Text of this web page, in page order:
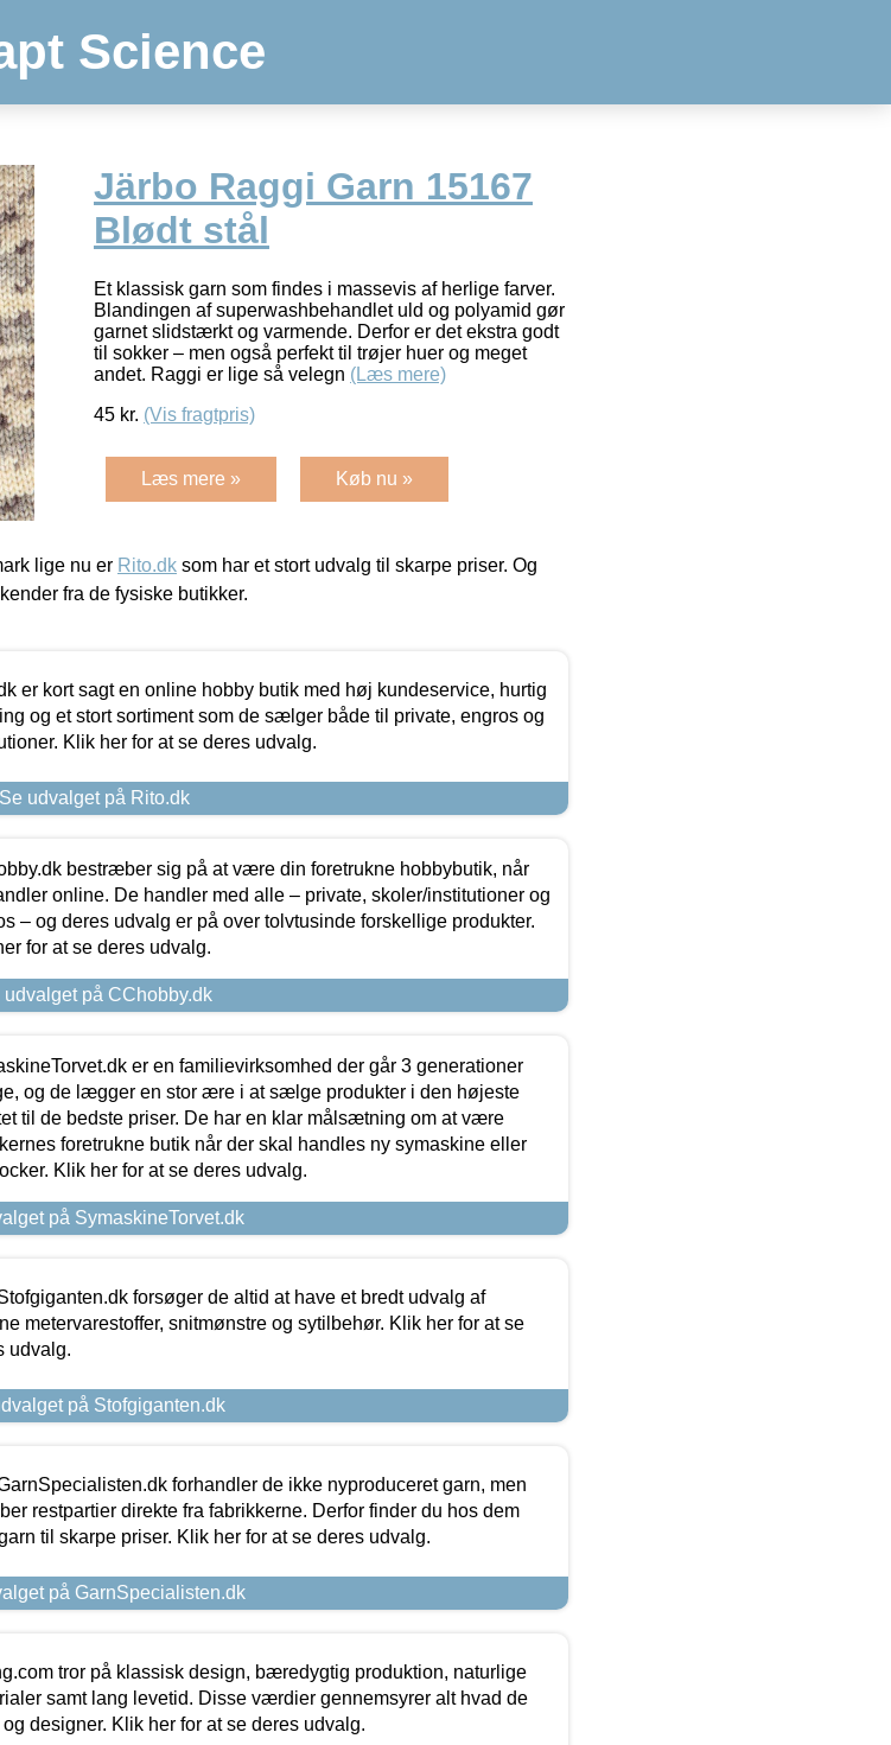
Science
Järbo Raggi Garn 15167
Blødt stål
Et klassisk garn som findes i massevis af herlige farver.
Blandingen af superwashbehandlet uld og polyamid gør
garnet slidstærkt og varmende. Derfor er det ekstra godt
til sokker – men også perfekt til trøjer huer og meget
andet. Raggi er lige så velegn (Læs mere)
45 kr. (Vis fragtpris)
Læs mere » Køb nu »
lige nu er Rito.dk som har et stort udvalg til skarpe priser. Og
fra de fysiske butikker.
er kort sagt en online hobby butik med høj kundeservice, hurtig
og et stort sortiment som de sælger både til private, engros og
Klik her for at se deres udvalg.
Se udvalget på Rito.dk
bestræber sig på at være din foretrukne hobbybutik, når
online. De handler med alle – private, skoler/institutioner og
– og deres udvalg er på over tolvtusinde forskellige produkter.
for at se deres udvalg.
udvalget på CChobby.dk
er en familievirksomhed der går 3 generationer
og de lægger en stor ære i at sælge produkter i den højeste
til de bedste priser. De har en klar målsætning om at være
foretrukne butik når der skal handles ny symaskine eller
Klik her for at se deres udvalg.
på SymaskineTorvet.dk
forsøger de altid at have et bredt udvalg af
metervarestoffer, snitmønstre og sytilbehør. Klik her for at se
udvalg.
på Stofgiganten.dk
forhandler de ikke nyproduceret garn, men
restpartier direkte fra fabrikkerne. Derfor finder du hos dem
til skarpe priser. Klik her for at se deres udvalg.
på GarnSpecialisten.dk
tror på klassisk design, bæredygtig produktion, naturlige
samt lang levetid. Disse værdier gennemsyrer alt hvad de
og designer. Klik her for at se deres udvalg.